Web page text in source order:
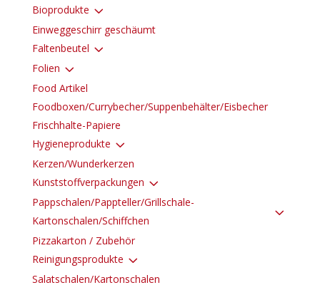
Bioprodukte 3
Einweggeschirr geschäumt
Faltenbeutel 3
Folien 3
Food Artikel
Foodboxen/Currybecher/Suppenbehälter/Eisbecher
Frischhalte-Papiere
Hygieneprodukte 3
Kerzen/Wunderkerzen
Kunststoffverpackungen 3
Pappschalen/Pappteller/Grillschale-
Kartonschalen/Schiffchen
3
Pizzakarton / Zubehör
Reinigungsprodukte 3
Salatschalen/Kartonschalen